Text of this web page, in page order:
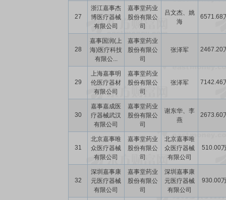
27
浙江嘉事杰
博医疗器械
有限公司
嘉事堂药业
股份有限公
司
吕文杰、姚
海
6571.68
28
嘉事国润(上
海)医疗科技
有限公...
嘉事堂药业
股份有限公
司
张泽军 2467.20
29
上海嘉事明
伦医疗器材
有限公司
嘉事堂药业
股份有限公
司
张泽军 7142.46
30
嘉事嘉成医
疗器械武汉
有限公司
嘉事堂药业
股份有限公
司
谢东华、李
燕
2673.60
31
北京嘉事唯
众医疗器械
有限公司
嘉事堂药业
股份有限公
司
北京嘉事唯
众医疗器械
有限公司
510.00
32
深圳嘉事康
元医疗器械
有限公司
嘉事堂药业
股份有限公
司
深圳嘉事康
元医疗器械
有限公司
930.00